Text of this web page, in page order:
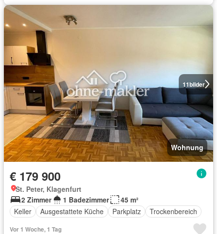
11bilder
Wohnung
€ 179 900
St. Peter, Klagenfurt
2 Zimmer
1 Badezimmer
45 m²
Keller
Ausgestattete Küche Parkplatz Trockenbereich
Vor 1 Woche, 1 Tag